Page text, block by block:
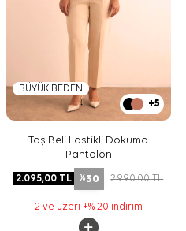
BÜYÜK BEDEN
+5
Taş Beli Lastikli Dokuma
Pantolon
2.095,00 TL %30 2.990,00TL
2 ve üzeri +% 20 indirim